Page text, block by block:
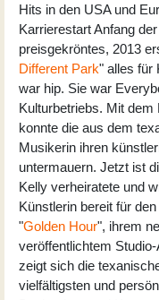
Hits in den USA und
Karrierestart Anfang
preisgekröntes, 2013
Different Park" alles für
war hip. Sie war
Kulturbetriebs. Mit dem
konnte die aus dem
Musikerin ihren
untermauern. Jetzt ist
Kelly verheiratete und
Künstlerin bereit für
"Golden Hour", ihrem
veröffentlichtem
zeigt sich die
vielfältigsten und